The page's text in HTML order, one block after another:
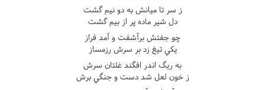
ز سر تا ميانش به دو نيم گشت
دل شير ماده پر از بيم گشت
چو جفتش برآشفت و آمد فراز
يکي تيغ زد بر سرش رزمساز
به ريگ اندر افگند غلتان سرش
ز خون لعل شد دست و جنگي برش